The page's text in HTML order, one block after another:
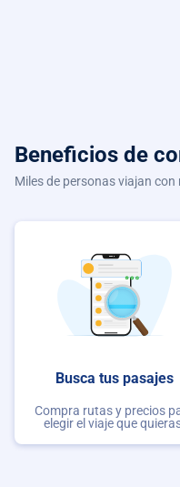
Beneficios de
Miles de personas viajan
Busca tus pasajes
Compra rutas y precios
elegir el viaje que